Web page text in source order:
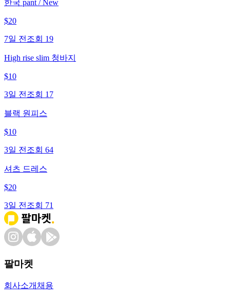
한국 pant / New
$20
7일 전 조회 19
High rise slim 청바지
$10
3일 전 조회 17
블랙 원피스
$10
3일 전 조회 64
셔츠 드레스
$20
3일 전 조회 71
팔마켓
회사소개 채용